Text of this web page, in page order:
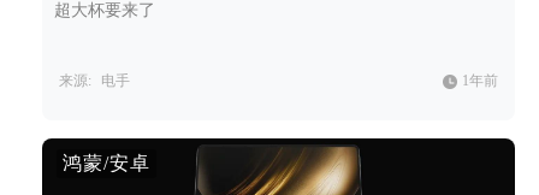
超大杯要来了
来源: 电手 1年前
鸿蒙/安卓